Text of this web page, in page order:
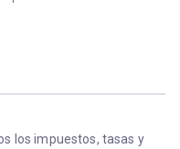
los impuestos, tasas y